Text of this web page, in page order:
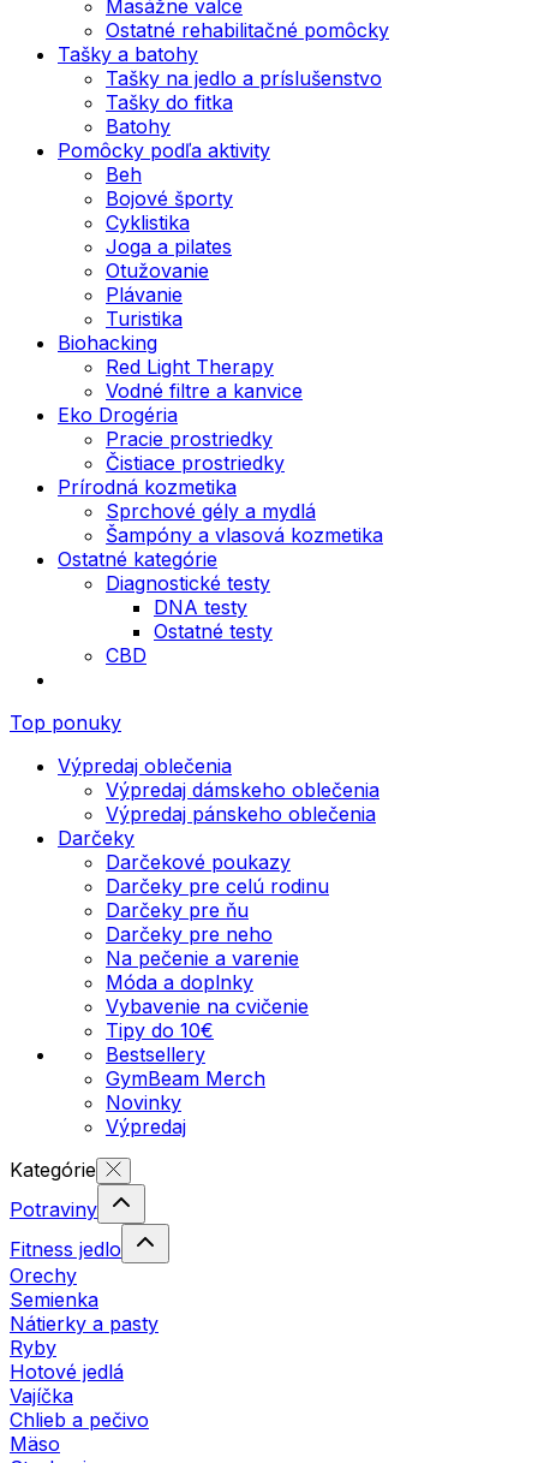
Masážne valce
Ostatné rehabilitačné pomôcky
Tašky a batohy
Tašky na jedlo a príslušenstvo
Tašky do fitka
Batohy
Pomôcky podľa aktivity
Beh
Bojové športy
Cyklistika
Joga a pilates
Otužovanie
Plávanie
Turistika
Biohacking
Red Light Therapy
Vodné filtre a kanvice
Eko Drogéria
Pracie prostriedky
Čistiace prostriedky
Prírodná kozmetika
Sprchové gély a mydlá
Šampóny a vlasová kozmetika
Ostatné kategórie
Diagnostické testy
DNA testy
Ostatné testy
CBD
Top ponuky
Výpredaj oblečenia
Výpredaj dámskeho oblečenia
Výpredaj pánskeho oblečenia
Darčeky
Darčekové poukazy
Darčeky pre celú rodinu
Darčeky pre ňu
Darčeky pre neho
Na pečenie a varenie
Móda a doplnky
Vybavenie na cvičenie
Tipy do 10€
Bestsellery
GymBeam Merch
Novinky
Výpredaj
Kategórie
Potraviny
Fitness jedlo
Orechy
Semienka
Nátierky a pasty
Ryby
Hotové jedlá
Vajíčka
Chlieb a pečivo
Mäso